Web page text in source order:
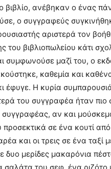
βιβλίο, ανέβηκαν ο ένας
ο συγγραφεύς
αριστερά τον
του βιβλιοπωλείου κάτι
συμφωνούσε μαζί του, ο
καθεμία και
έφυγε. Η κυρία
του συγγραφέα ήταν
συγγραφέας, αν και
προσεκτικά σε ένα κουτί
και οι τρεις σε ένα ταξί
μερίδες μακαρόνια